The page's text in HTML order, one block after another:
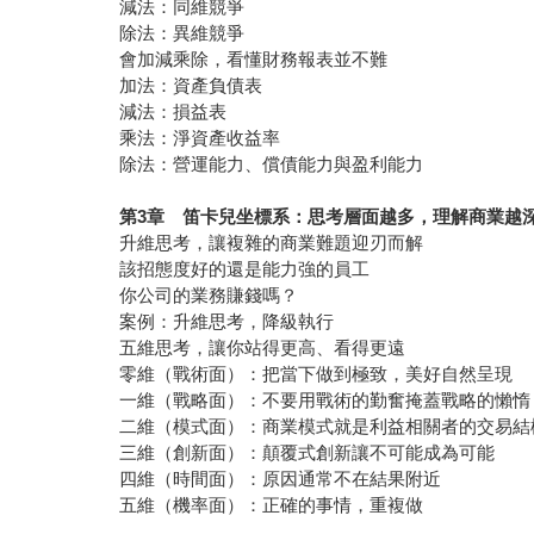
減法：同維競爭
除法：異維競爭
會加減乘除，看懂財務報表並不難
加法：資產負債表
減法：損益表
乘法：淨資產收益率
除法：營運能力、償債能力與盈利能力
第3章 笛卡兒坐標系：思考層面越多，理解商業越
升維思考，讓複雜的商業難題迎刃而解
該招態度好的還是能力強的員工
你公司的業務賺錢嗎？
案例：升維思考，降級執行
五維思考，讓你站得更高、看得更遠
零維（戰術面）：把當下做到極致，美好自然呈現
一維（戰略面）：不要用戰術的勤奮掩蓋戰略的懶惰
二維（模式面）：商業模式就是利益相關者的交易結
三維（創新面）：顛覆式創新讓不可能成為可能
四維（時間面）：原因通常不在結果附近
五維（機率面）：正確的事情，重複做